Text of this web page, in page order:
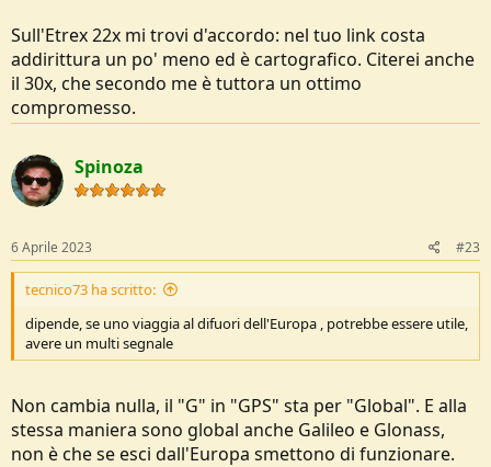
Sull'Etrex 22x mi trovi d'accordo: nel tuo link costa
addirittura un po' meno ed è cartografico. Citerei anche
il 30x, che secondo me è tuttora un ottimo
compromesso.
Spinoza
6 Aprile 2023 #23
tecnico73 ha scritto:
dipende, se uno viaggia al difuori dell'Europa , potrebbe essere utile,
avere un multi segnale
Non cambia nulla, il "G" in "GPS" sta per "Global". E alla
stessa maniera sono global anche Galileo e Glonass,
non è che se esci dall'Europa smettono di funzionare.